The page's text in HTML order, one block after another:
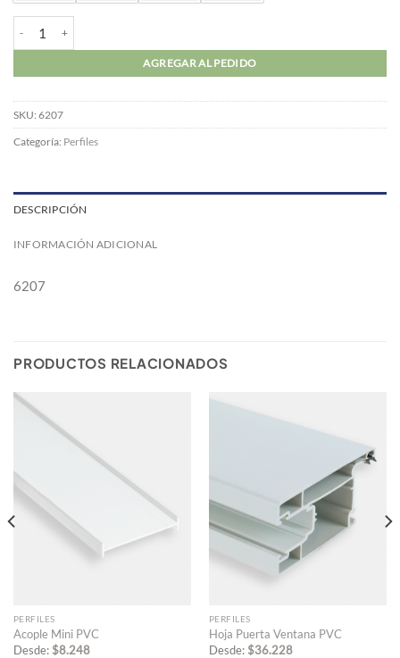
AGREGAR AL PEDIDO
SKU: 6207
Categoría: Perfiles
DESCRIPCIÓN
INFORMACIÓN ADICIONAL
6207
PRODUCTOS RELACIONADOS
PERFILES
Acople Mini PVC
Desde: $8.248
PERFILES
Hoja Puerta Ventana PVC
Desde: $36.228